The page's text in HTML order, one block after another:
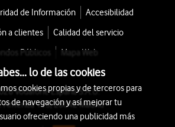
de Información
Accesibilidad
a clientes
Calidad del servicio
Públicos
Mapa Web
Vodafone España S.A.U.
América 115, 28042 Madrid
lo de las cookies
cookies propias y de terceros para
de navegación y así mejorar tu
ofreciendo una publicidad más